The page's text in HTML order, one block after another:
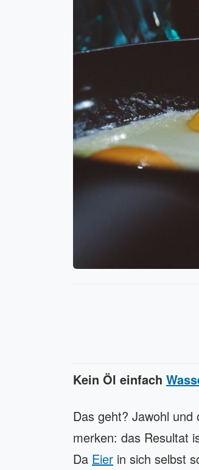
Kein Öl einfach
Das geht? Jawohl
merken: das Resultat
Da Eier in sich selbst